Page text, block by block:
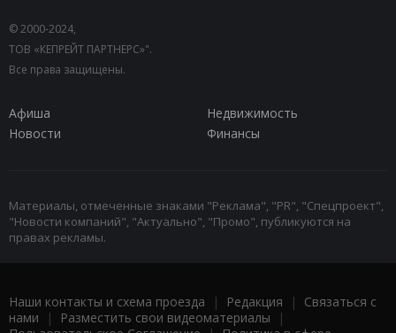
© 2000-2024,
ТОВ «КЕПРЕЙТ ПАРТНЕРС»".
Все права защищены.
Афиша
Недвижимость
Новости
Финансы
Материалы, отмеченные знаками "Реклама", "PR", "Спецпроект",
"Новости компаний", "Актуально", "Промо", публикуются на
правах рекламы.
Наши контакты и схема проезда | Редакция | Связаться с
нами | Разместить свои видеоматериалы |